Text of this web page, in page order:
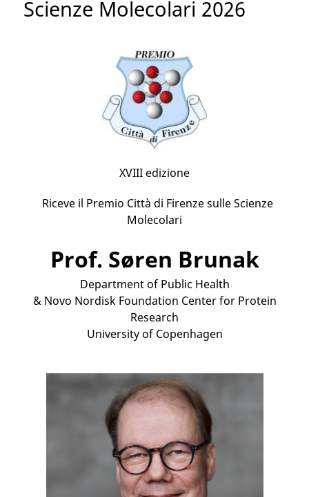
Scienze Molecolari 2026
XVIII edizione
Riceve il Premio Città di Firenze sulle Scienze
Molecolari
Prof. Søren Brunak
Department of Public Health
& Novo Nordisk Foundation Center for Protein
Research
University of Copenhagen